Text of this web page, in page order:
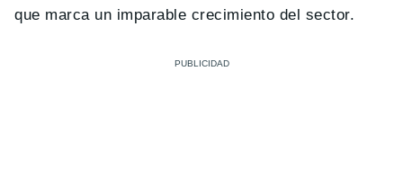
que marca un imparable crecimiento del sector.